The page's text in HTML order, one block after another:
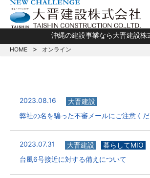
沖縄の建設事業なら大晋建設株
HOME オンライン
2023.08.16
大晋建設
弊社の名を騙った不審メールにご注意くだ
2023.07.31 大晋建設
暮らしてMIO
台風6号接近に対する備えについて